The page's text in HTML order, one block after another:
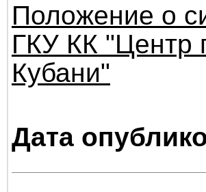
Положение о
ГКУ КК "Центр
Кубани"
Дата